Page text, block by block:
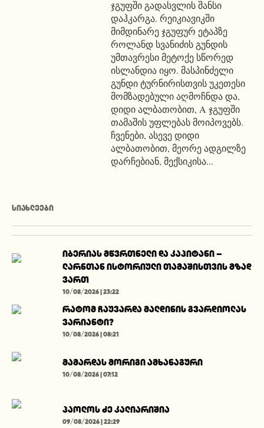
ჯგუფში გადასვლის შანსი
დაჰკარგა. რეიკიავიკში
მიმდინარე ჯგუფურ ეტაპზე
როლანდ სვანიძის გუნდის
უმთავრესი მეტოქე სწორედ
ისლანდია იყო. მასპინძელი
გუნდი ტურნირისთვის უკეთესი
მომზადებული აღმოჩნდა და,
დიდი ალბათობით, A ჯგუფში
თამაშის უფლებას მოიპოვებს.
ჩვენები, ასევე დიდი
ალბათობით, მეორე ადგილზე
დარჩებიან, მექსიკისა...
ᲡᲘᲐᲮᲚᲔᲔᲑᲘ
იბერიას მწვრთნელი და კაპიტანი –
ლარნთან ისტორიული თამაშისთვის მზად
ვართ
10/08/2026 | 23:22
რატომ ჩაუვარდა მალდინის გვარდიოლას
ვარიანტი?
10/08/2026 | 08:21
მამარდას მორიგი ამხანაგური
10/08/2026 | 07:12
პაოლოს ძე კალიარიშია
09/08/2026 | 22:29